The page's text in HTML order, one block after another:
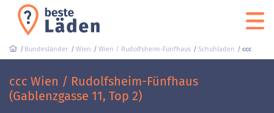
Bundesländer Wien Wien / Rudolfsheim-Fünfhaus Schuhladen ccc
ccc Wien / Rudolfsheim-Fünfhaus
(Gablenzgasse 11, Top 2)